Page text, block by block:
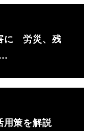
に 労災、残
用策を解説